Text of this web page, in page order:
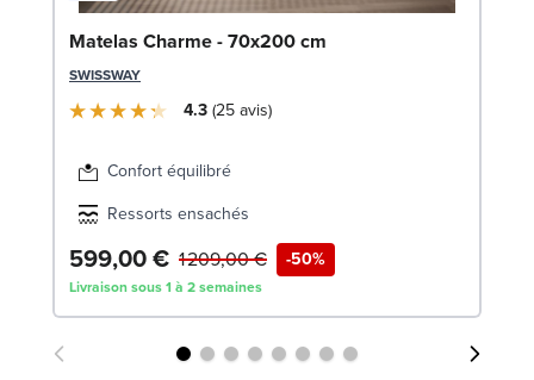
Matelas Charme - 70x200 cm
SWISSWAY
4.3 25avis
Confort équilibré
Ressorts ensachés
599,00 € -50%
1 209,00 €
Livraison sous 1 à 2 semaines